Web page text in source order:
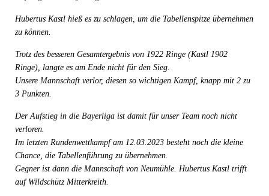
Hubertus Kastl hieß es zu schlagen, um die Tabellenspitze übernehmen
zu können.
Trotz des besseren Gesamtergebnis von 1922 Ringe (Kastl 1902
Ringe), langte es am Ende nicht für den Sieg.
Unsere Mannschaft verlor, diesen so wichtigen Kampf, knapp mit 2 zu
3 Punkten.
Der Aufstieg in die Bayerliga ist damit für unser Team noch nicht
verloren.
Im letzten Rundenwettkampf am 12.03.2023 besteht noch die kleine
Chance, die Tabellenführung zu übernehmen.
Gegner ist dann die Mannschaft von Neumühle. Hubertus Kastl trifft
auf Wildschütz Mitterkreith.